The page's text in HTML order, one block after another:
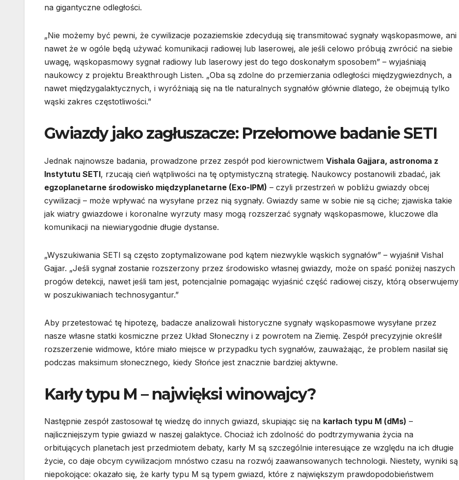
na gigantyczne odległości.
„Nie możemy być pewni, że cywilizacje pozaziemskie zdecydują się transmitować sygnały wąskopasmowe, ani
nawet że w ogóle będą używać komunikacji radiowej lub laserowej, ale jeśli celowo próbują zwrócić na siebie
uwagę, wąskopasmowy sygnał radiowy lub laserowy jest do tego doskonałym sposobem” – wyjaśniają
naukowcy z projektu Breakthrough Listen. „Oba są zdolne do przemierzania odległości międzygwiezdnych, a
nawet międzygalaktycznych, i wyróżniają się na tle naturalnych sygnałów głównie dlatego, że obejmują tylko
wąski zakres częstotliwości.”
Gwiazdy jako zagłuszacze: Przełomowe badanie SETI
Jednak najnowsze badania, prowadzone przez zespół pod kierownictwem Vishala Gajjara, astronoma z
Instytutu SETI, rzucają cień wątpliwości na tę optymistyczną strategię. Naukowcy postanowili zbadać, jak
egzoplanetarne środowisko międzyplanetarne (Exo-IPM) – czyli przestrzeń w pobliżu gwiazdy obcej
cywilizacji – może wpływać na wysyłane przez nią sygnały. Gwiazdy same w sobie nie są ciche; zjawiska takie
jak wiatry gwiazdowe i koronalne wyrzuty masy mogą rozszerzać sygnały wąskopasmowe, kluczowe dla
komunikacji na niewiarygodnie długie dystanse.
„Wyszukiwania SETI są często zoptymalizowane pod kątem niezwykle wąskich sygnałów” – wyjaśnił Vishal
Gajjar. „Jeśli sygnał zostanie rozszerzony przez środowisko własnej gwiazdy, może on spaść poniżej naszych
progów detekcji, nawet jeśli tam jest, potencjalnie pomagając wyjaśnić część radiowej ciszy, którą obserwujemy
w poszukiwaniach technosygantur.”
Aby przetestować tę hipotezę, badacze analizowali historyczne sygnały wąskopasmowe wysyłane przez
nasze własne statki kosmiczne przez Układ Słoneczny i z powrotem na Ziemię. Zespół precyzyjnie określił
rozszerzenie widmowe, które miało miejsce w przypadku tych sygnałów, zauważając, że problem nasilał się
podczas maksimum słonecznego, kiedy Słońce jest znacznie bardziej aktywne.
Karły typu M – najwięksi winowajcy?
Następnie zespół zastosował tę wiedzę do innych gwiazd, skupiając się na karłach typu M (dMs) –
najliczniejszym typie gwiazd w naszej galaktyce. Chociaż ich zdolność do podtrzymywania życia na
orbitujących planetach jest przedmiotem debaty, karły M są szczególnie interesujące ze względu na ich długie
życie, co daje obcym cywilizacjom mnóstwo czasu na rozwój zaawansowanych technologii. Niestety, wyniki są
niepokojące: okazało się, że karły typu M są typem gwiazd, które z największym prawdopodobieństwem